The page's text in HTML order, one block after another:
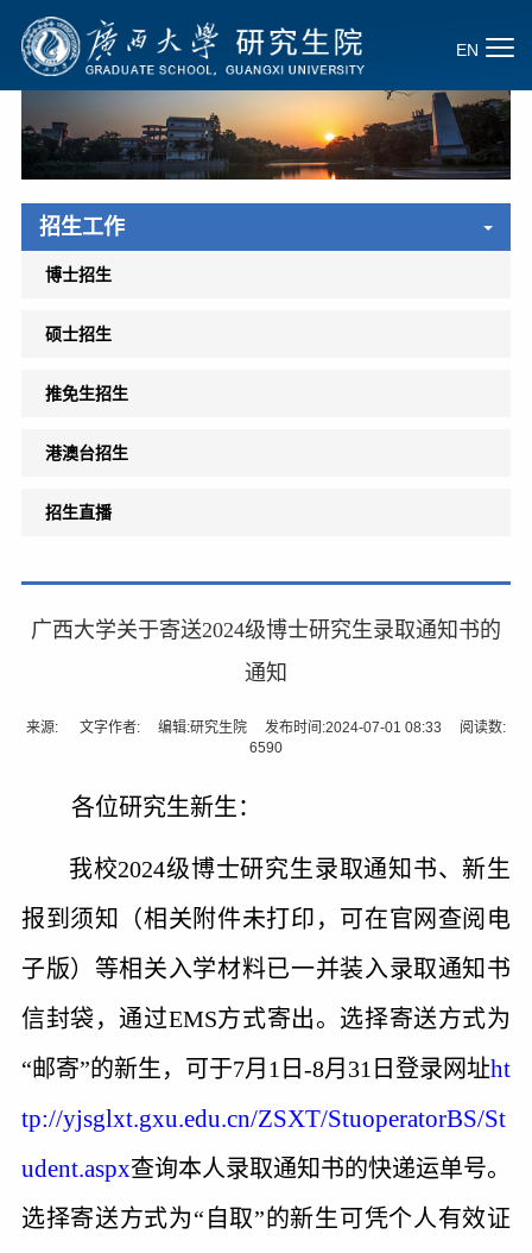
EN
招生工作
博士招生
硕士招生
推免生招生
港澳台招生
招生直播
广西大学关于寄送2024级博士研究生录取通知书的
通知
来源: 文字作者: 编辑:研究生院 发布时间:2024-07-01 08:33 阅读数:
6590
各位研究生新生：
我校2024级博士研究生录取通知书、新生
报到须知（相关附件未打印，可在官网查阅电
子版）等相关入学材料已一并装入录取通知书
信封袋，通过EMS方式寄出。选择寄送方式为
“邮寄”的新生，可于7月 1 日-8月 31 日登录网址ht
tp://yjsglxt.gxu.edu.cn/ZSXT/StuoperatorBS/St
udent.aspx查询本人录取通知书的快递运单号。
选择寄送方式为“自取”的新生可凭个人有效证